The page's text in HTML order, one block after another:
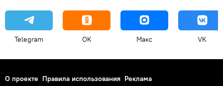
Telegram OK Макс VK
О проекте Правила использования Реклама